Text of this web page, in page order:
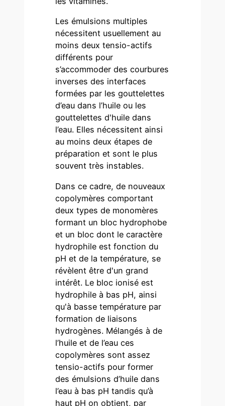
Les émulsions multiples
nécessitent usuellement au
moins deux tensio-actifs
différents pour
s’accommoder des courbures
inverses des interfaces
formées par les gouttelettes
d’eau dans l’huile ou les
gouttelettes d'huile dans
l’eau. Elles nécessitent ainsi
au moins deux étapes de
préparation et sont le plus
souvent très instables.
Dans ce cadre, de nouveaux
copolymères comportant
deux types de monomères
formant un bloc hydrophobe
et un bloc dont le caractère
hydrophile est fonction du
pH et de la température, se
révèlent être d'un grand
intérêt. Le bloc ionisé est
hydrophile à bas pH, ainsi
qu'à basse température par
formation de liaisons
hydrogènes. Mélangés à de
l’huile et de l’eau ces
copolymères sont assez
tensio-actifs pour former
des émulsions d’huile dans
l’eau à bas pH tandis qu’à
haut pH on obtient, par